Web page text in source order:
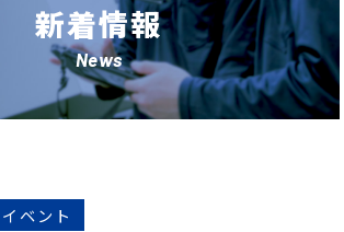
新着情報
News
イベント